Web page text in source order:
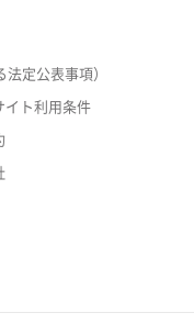
定公表事項）
イト利用条件